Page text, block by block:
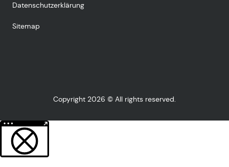
Datenschutzerklärung
Sitemap
Copyright 2026 © All rights reserved.
Weitere Informationen über den gesperrten Inhalt.